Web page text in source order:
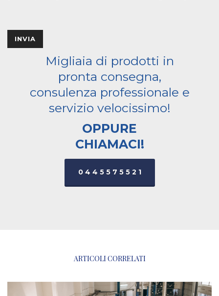
Migliaia di prodotti in
pronta consegna,
consulenza professionale e
servizio velocissimo!
OPPURE
CHIAMACI!
0445575521
ARTICOLI CORRELATI